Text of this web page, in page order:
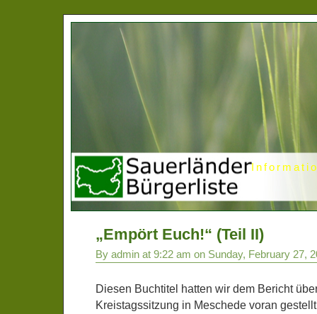
„Empört Euch!“ (Teil II)
By admin at 9:22 am on Sunday, February 27,
Diesen Buchtitel hatten wir dem Bericht
Kreistagssitzung in Meschede voran